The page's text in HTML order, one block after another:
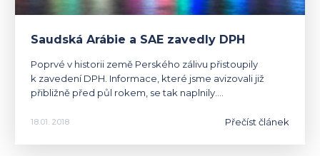
Saudská Arábie a SAE zavedly DPH
Poprvé v historii země Perského zálivu přistoupily
k zavedení DPH. Informace, které jsme avizovali již
přibližně před půl rokem, se tak naplnily.…
18.01. 2018 Přečíst článek